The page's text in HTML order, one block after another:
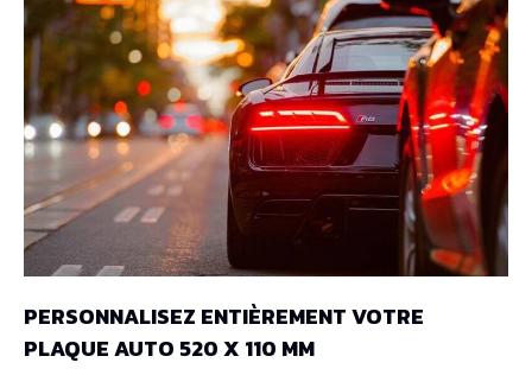
PERSONNALISEZ ENTIÈREMENT VOTRE
PLAQUE AUTO 520 X 110 MM